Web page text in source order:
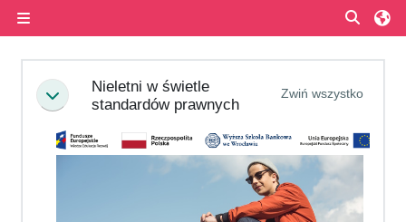
Minimalizuj
Nieletni w świetle
standardów prawnych
Zwiń wszystko